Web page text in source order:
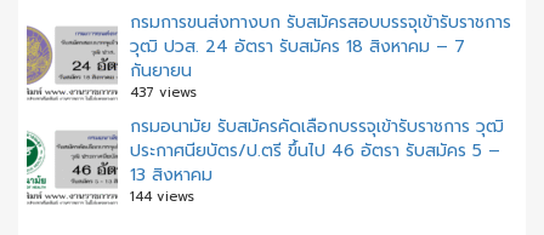
กรมการขนส่งทางบก รับสมัครสอบบรรจุเข้ารับราชการ
วุฒิ ปวส. 24 อัตรา รับสมัคร 18 สิงหาคม – 7
กันยายน
437 views
กรมอนามัย รับสมัครคัดเลือกบรรจุเข้ารับราชการ วุฒิ
ประกาศนียบัตร/ป.ตรี ขึ้นไป 46 อัตรา รับสมัคร 5 –
13 สิงหาคม
144 views